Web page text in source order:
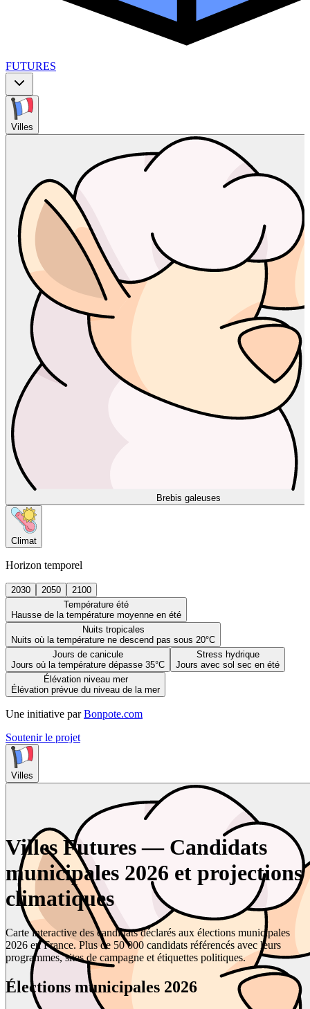
FUTURES
Villes
Brebis galeuses
Climat
Horizon temporel
2030 2050
2100
Température été
Hausse de la température moyenne en été
Nuits tropicales
Nuits où la température ne descend pas sous 20°C
Jours de canicule
Jours où la température dépasse 35°C
Stress hydrique
Jours avec sol sec en été
Élévation niveau mer
Élévation prévue du niveau de la mer
Une initiative par Bonpote.com
Soutenir le projet
Villes
Villes Futures — Candidats
municipales 2026 et projections
climatiques
Carte interactive des candidats déclarés aux élections municipales
2026 en France. Plus de 50 000 candidats référencés avec leurs
programmes, sites de campagne et étiquettes politiques.
Élections municipales 2026